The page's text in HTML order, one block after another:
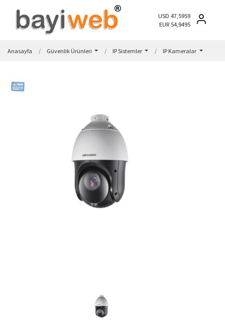
USD 47,5959
EUR 54,9495
Anasayfa Güvenlik Ürünleri IP Sistemler IP Kameralar